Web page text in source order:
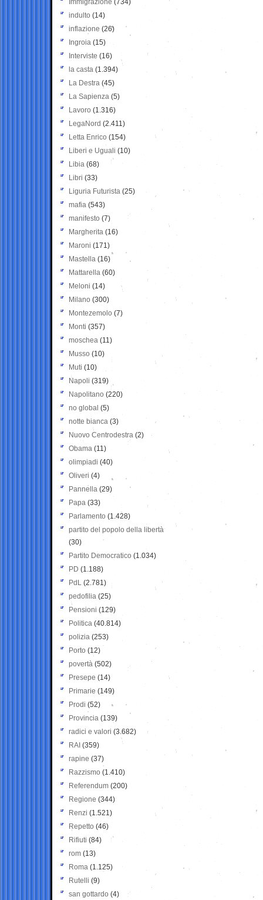
Immigrazione (734)
indulto (14)
inflazione (26)
Ingroia (15)
Interviste (16)
la casta (1.394)
La Destra (45)
La Sapienza (5)
Lavoro (1.316)
LegaNord (2.411)
Letta Enrico (154)
Liberi e Uguali (10)
Libia (68)
Libri (33)
Liguria Futurista (25)
mafia (543)
manifesto (7)
Margherita (16)
Maroni (171)
Mastella (16)
Mattarella (60)
Meloni (14)
Milano (300)
Montezemolo (7)
Monti (357)
moschea (11)
Musso (10)
Muti (10)
Napoli (319)
Napolitano (220)
no global (5)
notte bianca (3)
Nuovo Centrodestra (2)
Obama (11)
olimpiadi (40)
Oliveri (4)
Pannella (29)
Papa (33)
Parlamento (1.428)
partito del popolo della libertà
(30)
Partito Democratico (1.034)
PD (1.188)
PdL (2.781)
pedofilia (25)
Pensioni (129)
Politica (40.814)
polizia (253)
Porto (12)
povertà (502)
Presepe (14)
Primarie (149)
Prodi (52)
Provincia (139)
radici e valori (3.682)
RAI (359)
rapine (37)
Razzismo (1.410)
Referendum (200)
Regione (344)
Renzi (1.521)
Repetto (46)
Rifiuti (84)
rom (13)
Roma (1.125)
Rutelli (9)
san gottardo (4)